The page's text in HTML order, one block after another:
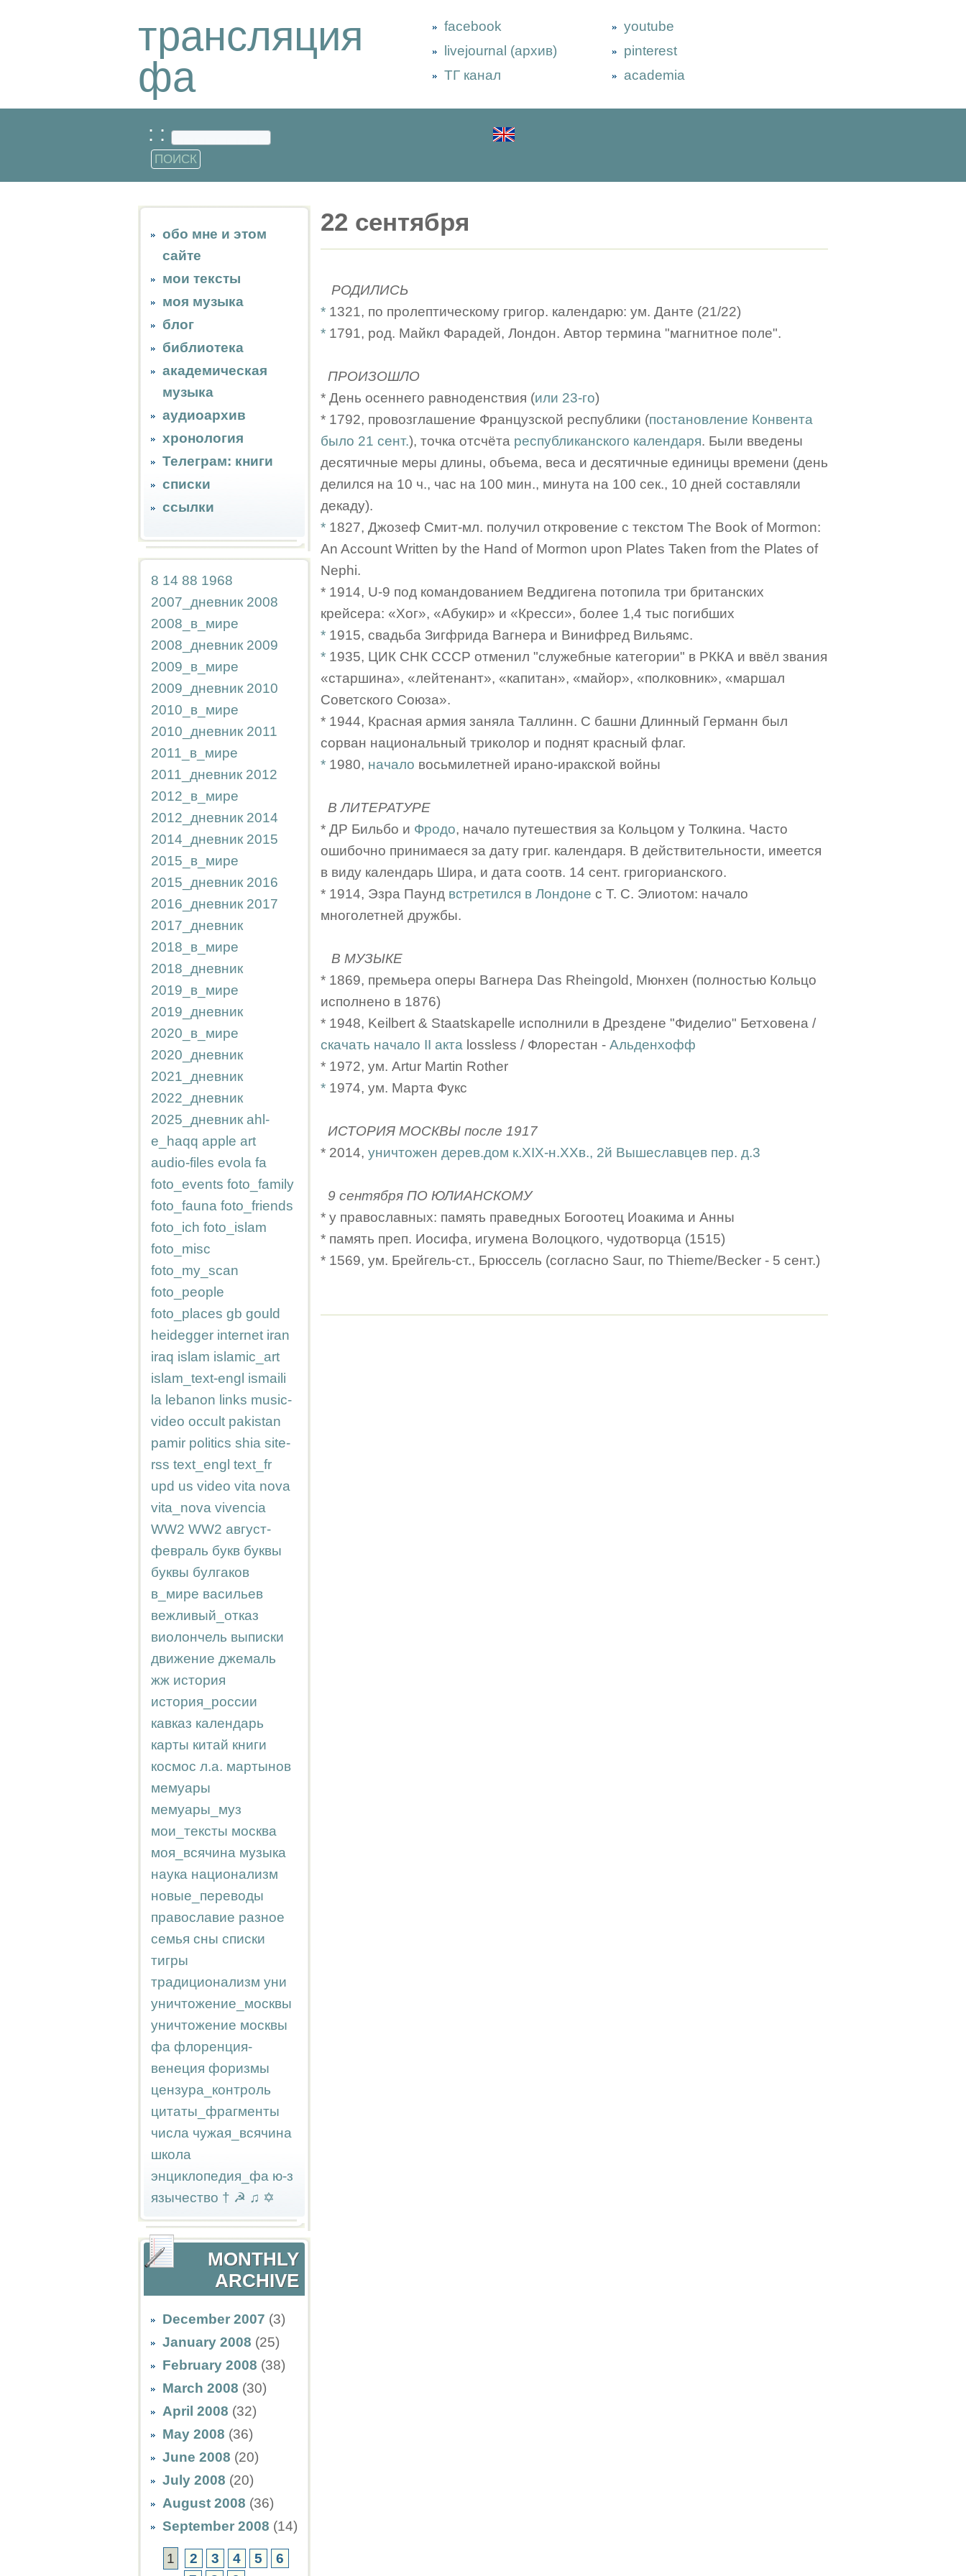
трансляция
фа
facebook
livejournal (архив)
ТГ канал
youtube
pinterest
academia
: :
обо мне и этом
сайте
мои тексты
моя музыка
блог
библиотека
академическая
музыка
аудиоархив
хронология
Телеграм: книги
списки
ссылки
8 14 88 1968
2007_дневник 2008
2008_в_мире
2008_дневник 2009
2009_в_мире
2009_дневник 2010
2010_в_мире
2010_дневник 2011
2011_в_мире
2011_дневник 2012
2012_в_мире
2012_дневник 2014
2014_дневник 2015
2015_в_мире
2015_дневник 2016
2016_дневник 2017
2017_дневник
2018_в_мире
2018_дневник
2019_в_мире
2019_дневник
2020_в_мире
2020_дневник
2021_дневник
2022_дневник
2025_дневник ahl-
e_haqq apple art
audio-files evola fa
foto_events foto_family
foto_fauna foto_friends
foto_ich foto_islam
foto_misc
foto_my_scan
foto_people
foto_places gb gould
heidegger internet iran
iraq islam islamic_art
islam_text-engl ismaili
la lebanon links music-
video occult pakistan
pamir politics shia site-
rss text_engl text_fr
upd us video vita nova
vita_nova vivencia
WW2 WW2 август-
февраль букв буквы
буквы булгаков
в_мире васильев
вежливый_отказ
виолончель выписки
движение джемаль
жж история
история_россии
кавказ календарь
карты китай книги
космос л.а. мартынов
мемуары
мемуары_муз
мои_тексты москва
моя_всячина музыка
наука национализм
новые_переводы
православие разное
семья сны списки
тигры
традиционализм уни
уничтожение_москвы
уничтожение москвы
фа флоренция-
венеция форизмы
цензура_контроль
цитаты_фрагменты
числа чужая_всячина
школа
энциклопедия_фа ю-з
язычество † ☭ ♫ ✡
MONTHLY
ARCHIVE
December 2007 (3)
January 2008 (25)
February 2008 (38)
March 2008 (30)
April 2008 (32)
May 2008 (36)
June 2008 (20)
July 2008 (20)
August 2008 (36)
September 2008 (14)
1 2 3 4 5
6
22 сентября
РОДИЛИСЬ
* 1321, по пролептическому григор. календарю: ум. Данте (21/22)
* 1791, род. Майкл Фарадей, Лондон. Автор термина "магнитное поле".
ПРОИЗОШЛО
* День осеннего равноденствия (или 23-го)
* 1792, провозглашение Французской республики (постановление Конвента
было 21 сент.), точка отсчёта республиканского календаря. Были введены
десятичные меры длины, объема, веса и десятичные единицы времени (день
делился на 10 ч., час на 100 мин., минута на 100 сек., 10 дней составляли
декаду).
* 1827, Джозеф Смит-мл. получил откровение с текстом The Book of Mormon:
An Account Written by the Hand of Mormon upon Plates Taken from the Plates of
Nephi.
* 1914, U-9 под командованием Веддигена потопила три британских
крейсера: «Хог», «Абукир» и «Кресси», более 1,4 тыс погибших
* 1915, свадьба Зигфрида Вагнера и Винифред Вильямс.
* 1935, ЦИК СНК СССР отменил "служебные категории" в РККА и ввёл звания
«старшина», «лейтенант», «капитан», «майор», «полковник», «маршал
Советского Союза».
* 1944, Красная армия заняла Таллинн. С башни Длинный Германн был
сорван национальный триколор и поднят красный флаг.
* 1980, начало восьмилетней ирано-иракской войны
В ЛИТЕРАТУРЕ
* ДР Бильбо и Фродо, начало путешествия за Кольцом у Толкина. Часто
ошибочно принимаеся за дату григ. календаря. В действительности, имеется
в виду календарь Шира, и дата соотв. 14 сент. григорианского.
* 1914, Эзра Паунд встретился в Лондоне с Т. С. Элиотом: начало
многолетней дружбы.
В МУЗЫКЕ
* 1869, премьера оперы Вагнера Das Rheingold, Мюнхен (полностью Кольцо
исполнено в 1876)
* 1948, Keilbert & Staatskapelle исполнили в Дрездене "Фиделио" Бетховена /
скачать начало II акта lossless / Флорестан - Альденхофф
* 1972, ум. Artur Martin Rother
* 1974, ум. Марта Фукс
ИСТОРИЯ МОСКВЫ после 1917
* 2014, уничтожен дерев.дом к.XIX-н.ХХв., 2й Вышеславцев пер. д.3
9 сентября ПО ЮЛИАНСКОМУ
* у православных: память праведных Богоотец Иоакима и Анны
* память преп. Иосифа, игумена Волоцкого, чудотворца (1515)
* 1569, ум. Брейгель-ст., Брюссель (согласно Saur, по Thieme/Becker - 5 сент.)